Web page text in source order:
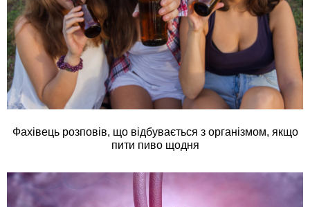
Фахівець розповів, що відбувається з організмом, якщо
пити пиво щодня